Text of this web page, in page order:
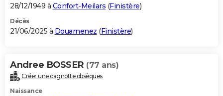
28/12/1949 à Confort-Meilars (Finistère)
Décès
21/06/2025 à Douarnenez (Finistère)
Andree BOSSER (77 ans)
Créer une cagnotte obsèques
Naissance